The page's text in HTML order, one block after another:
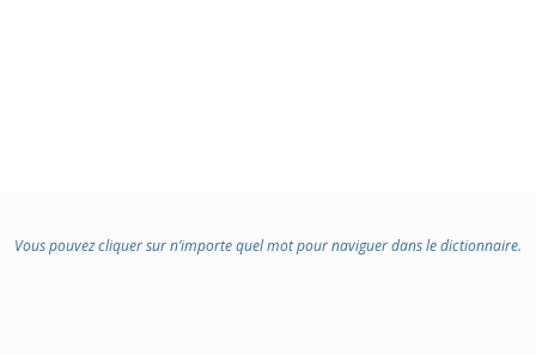
Vous pouvez cliquer sur n’importe quel mot pour naviguer dans le dictionnaire.